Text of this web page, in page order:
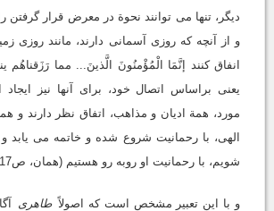
دیگر، تنها می توانند نحوة در معرض قرار گرفتن را
و از آنچه که روزی آسمانی دارند، مانند روزی
یعنی براساس اتصال خود، برای آنها نیز ایجاد
مورد، همة ادیان و مذاهب، اتفاق نظر دارند و
الهی، با رحمانیت شروع شده و خاتمه می یابد
شویم، با رحمانیت او روبه رو هستیم (همان، ص17و18).
و با این تعبیر مشخص است که اصولاً طاهری